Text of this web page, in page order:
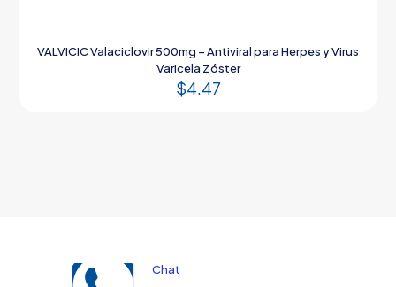
VALVICIC Valaciclovir 500mg – Antiviral para Herpes y Virus
Varicela Zóster
$4.47
Chat